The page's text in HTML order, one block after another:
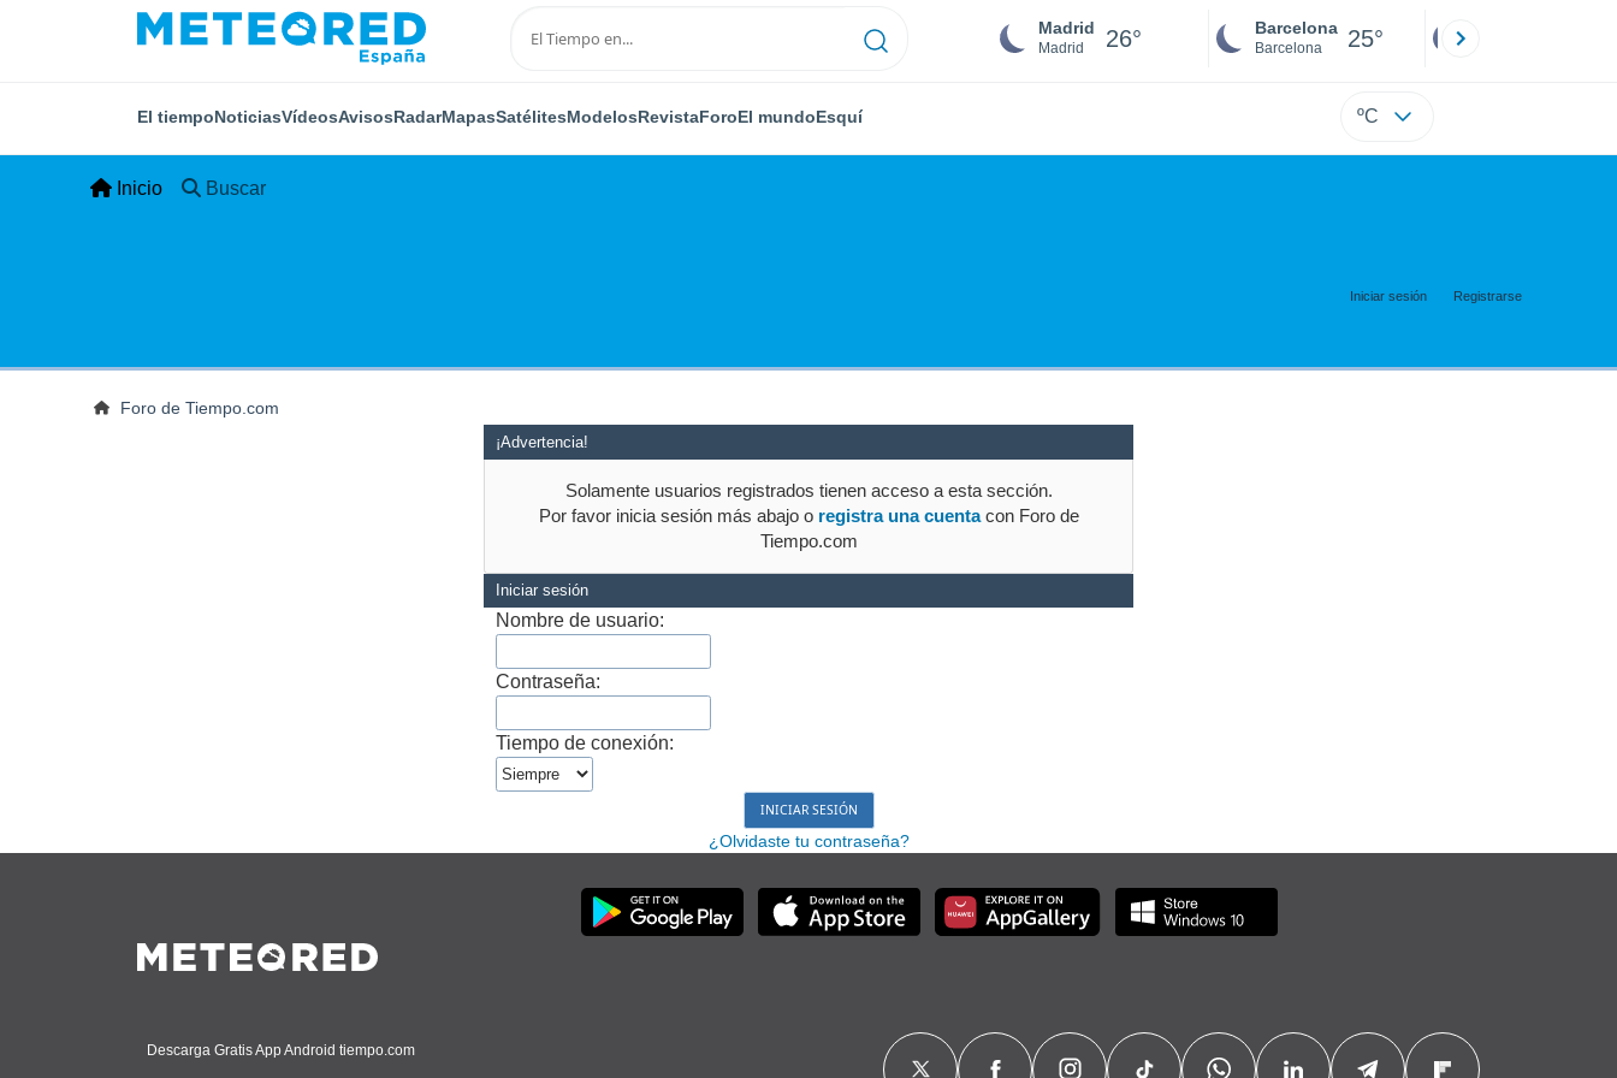
Madrid
Madrid 26° Barcelona
Barcelona 25°
El tiempoNoticiasVídeosAvisosRadarMapasSatélitesModelosRevistaForoEl mundoEsquí ºC
Inicio Buscar
Iniciar sesión Registrarse
Foro de Tiempo.com
¡Advertencia!
Solamente usuarios registrados tienen acceso a esta sección.
Por favor inicia sesión más abajo o registra una cuentacon Foro de
Tiempo.com
Iniciar sesión
Nombre de usuario:
Contraseña:
Tiempo de conexión:
¿Olvidaste tu contraseña?
Descarga Gratis App Android tiempo.com